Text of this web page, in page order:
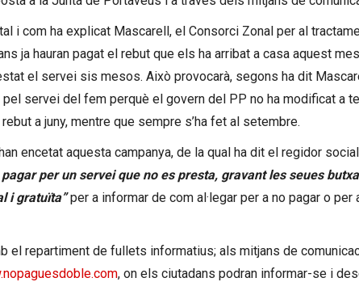
i com ha explicat Mascarell, el Consorci Zonal per al
ja hauran pagat el rebut que els ha arribat a casa aquest
el servei sis mesos. Això provocarà, segons ha dit
pel servei del fem perquè el govern del PP no ha modificat a
a juny, mentre que sempre s’ha fet al setembre.
encetat aquesta campanya, de la qual ha dit el regidor
per un servei que no es presta, gravant les seues
i gratuïta”per a informar de com al·legar per a no pagar o per
el repartiment de fullets informatius; als mitjans de
, on els ciutadans podran informar-se i